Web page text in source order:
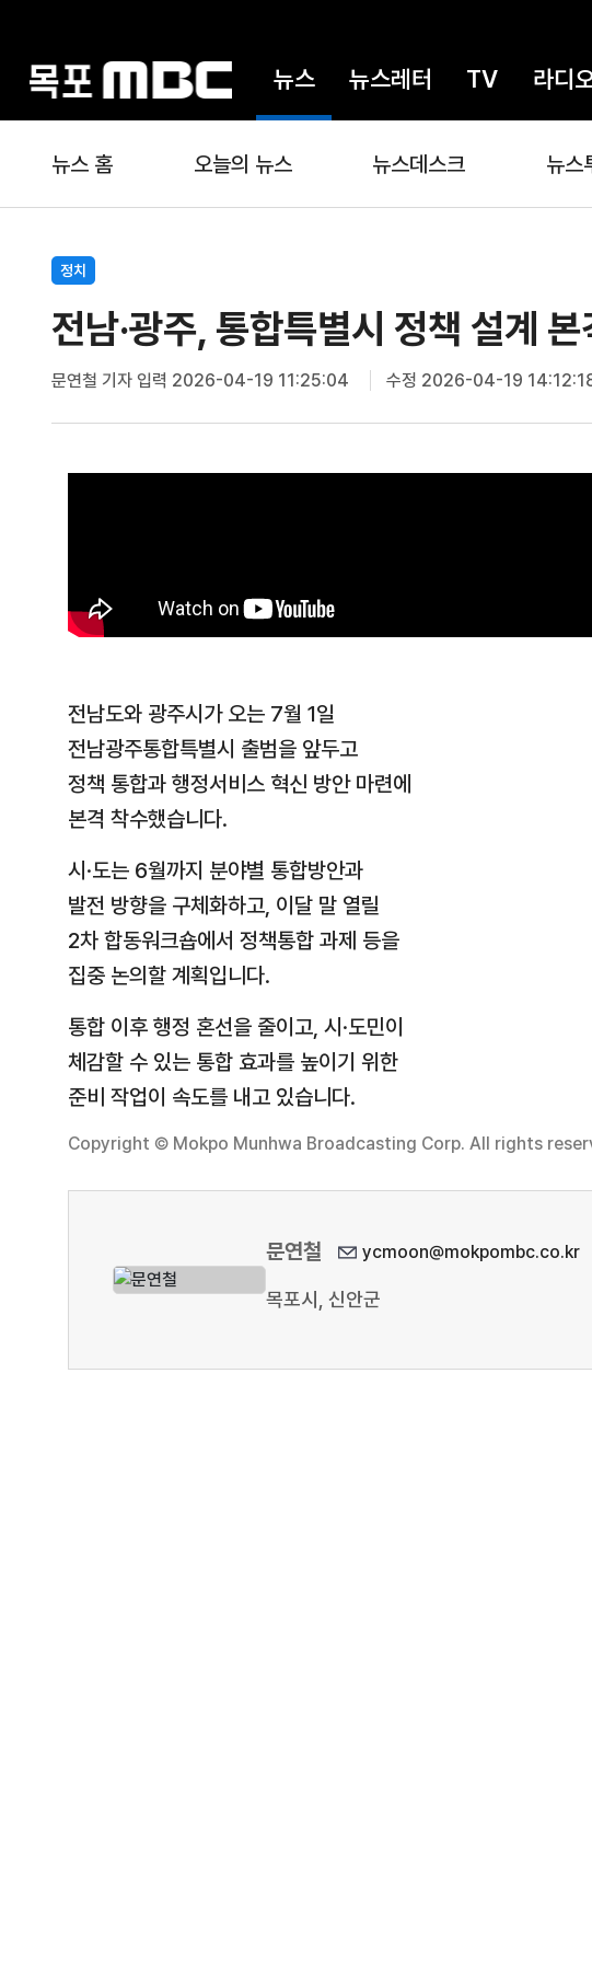
뉴스 뉴스레터 TV 라디
뉴스 홈 오늘의 뉴스 뉴스데스크 뉴스
정치
전남·광주, 통합특별시 정책 설계
문연철 기자입력 2026-04-19 11:25:04 수정 2026-04-19
전남도와 광주시가 오는 7월 1일
전남광주통합특별시 출범을 앞두고
정책 통합과 행정서비스 혁신 방안 마련에
본격 착수했습니다.
시·도는 6월까지 분야별 통합방안과
발전 방향을 구체화하고, 이달 말 열릴
2차 합동워크숍에서 정책통합 과제 등을
집중 논의할 계획입니다.
통합 이후 행정 혼선을 줄이고, 시·도민이
체감할 수 있는 통합 효과를 높이기 위한
준비 작업이 속도를 내고 있습니다.
Copyright © Mokpo Munhwa Broadcasting Corp. All rights
문연철 ycmoon@mokpombc.co.kr
목포시, 신안군